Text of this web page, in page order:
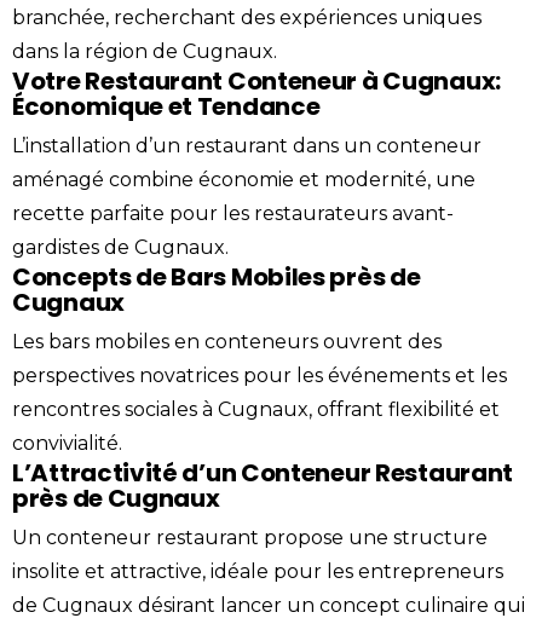
branchée, recherchant des expériences uniques
dans la région de Cugnaux.
Votre Restaurant Conteneur à Cugnaux:
Économique et Tendance
L’installation d’un restaurant dans un conteneur
aménagé combine économie et modernité, une
recette parfaite pour les restaurateurs avant-
gardistes de Cugnaux.
Concepts de Bars Mobiles près de
Cugnaux
Les bars mobiles en conteneurs ouvrent des
perspectives novatrices pour les événements et les
rencontres sociales à Cugnaux, offrant flexibilité et
convivialité.
L’Attractivité d’un Conteneur Restaurant
près de Cugnaux
Un conteneur restaurant propose une structure
insolite et attractive, idéale pour les entrepreneurs
de Cugnaux désirant lancer un concept culinaire qui